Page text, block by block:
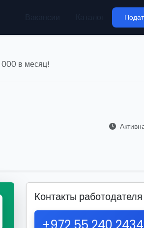
в месяц!
Контакты работодателя